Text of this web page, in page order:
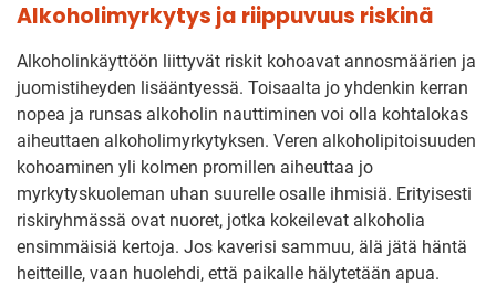
Alkoholimyrkytys ja riippuvuus riskinä
Alkoholinkäyttöön liittyvät riskit kohoavat annosmäärien ja
juomistiheyden lisääntyessä. Toisaalta jo yhdenkin kerran
nopea ja runsas alkoholin nauttiminen voi olla kohtalokas
aiheuttaen alkoholimyrkytyksen. Veren alkoholipitoisuuden
kohoaminen yli kolmen promillen aiheuttaa jo
myrkytyskuoleman uhan suurelle osalle ihmisiä. Erityisesti
riskiryhmässä ovat nuoret, jotka kokeilevat alkoholia
ensimmäisiä kertoja. Jos kaverisi sammuu, älä jätä häntä
heitteille, vaan huolehdi, että paikalle hälytetään apua.